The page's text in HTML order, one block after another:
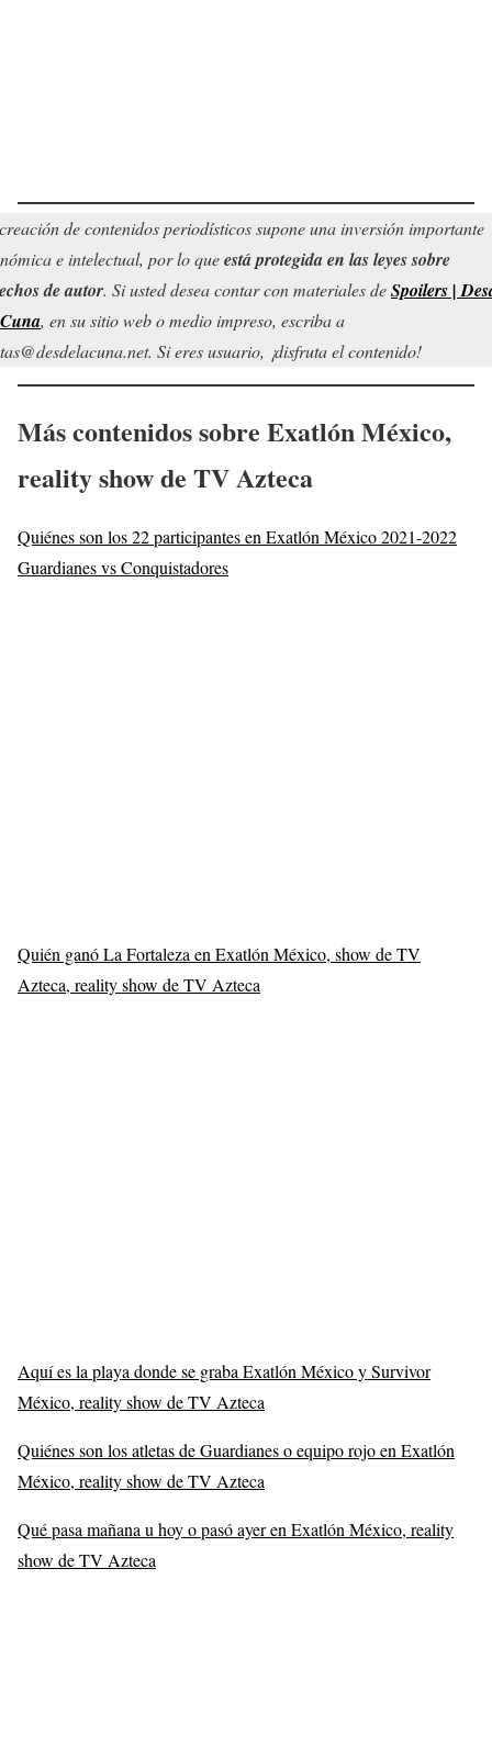
de contenidos periodísticos supone una inversión importante
e intelectual, por lo queestá protegida en las leyes sobre
de autor. Si usted desea contar con materiales deSpoilers |
, en su sitio web o medio impreso, escriba a
Si eres usuario, ¡disfruta el contenido!
Más contenidos sobre Exatlón México,
reality show de TV Azteca
Quiénes son los 22 participantes en Exatlón México 2021-2022
Guardianes vs Conquistadores
Quién ganó La Fortaleza en Exatlón México, show de TV
Azteca, reality show de TV Azteca
Aquí es la playa donde se graba Exatlón México y Survivor
México, reality show de TV Azteca
Quiénes son los atletas de Guardianes o equipo rojo en Exatlón
México, reality show de TV Azteca
Qué pasa mañana u hoy o pasó ayer en Exatlón México, reality
show de TV Azteca